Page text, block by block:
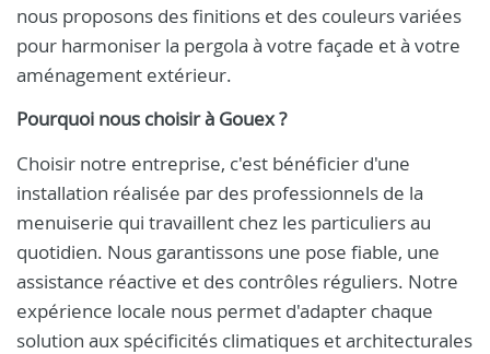
nous proposons des finitions et des couleurs variées
pour harmoniser la pergola à votre façade et à votre
aménagement extérieur.
Pourquoi nous choisir à Gouex ?
Choisir notre entreprise, c'est bénéficier d'une
installation réalisée par des professionnels de la
menuiserie qui travaillent chez les particuliers au
quotidien. Nous garantissons une pose fiable, une
assistance réactive et des contrôles réguliers. Notre
expérience locale nous permet d'adapter chaque
solution aux spécificités climatiques et architecturales